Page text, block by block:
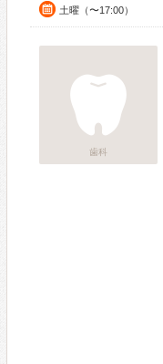
土曜（〜17:00）
歯科